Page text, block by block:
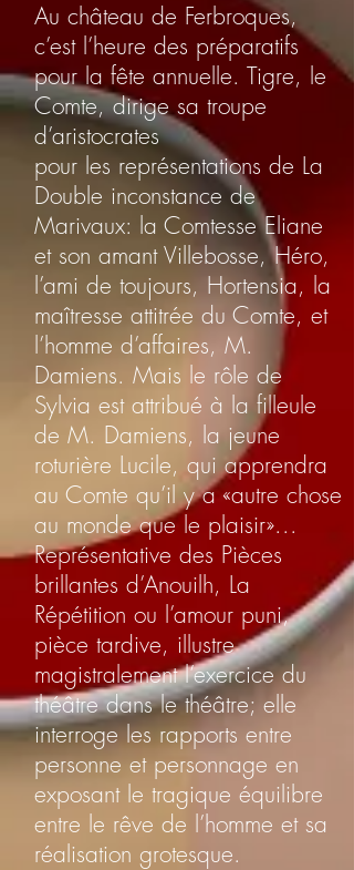
Au château de Ferbroques,
c’est l’heure des préparatifs
pour la fête annuelle. Tigre, le
Comte, dirige sa troupe
d’aristocrates
pour les représentations de La
Double inconstance de
Marivaux: la Comtesse Eliane
et son amant Villebosse, Héro,
l’ami de toujours, Hortensia, la
maîtresse attitrée du Comte, et
l’homme d’affaires, M.
Damiens. Mais le rôle de
Sylvia est attribué à la filleule
de M. Damiens, la jeune
roturière Lucile, qui apprendra
au Comte qu’il y a «autre chose
au monde que le plaisir»...
Représentative des Pièces
brillantes d’Anouilh, La
Répétition ou l’amour puni,
pièce tardive, illustre
magistralement l’exercice du
théâtre dans le théâtre; elle
interroge les rapports entre
personne et personnage en
exposant le tragique équilibre
entre le rêve de l’homme et sa
réalisation grotesque.